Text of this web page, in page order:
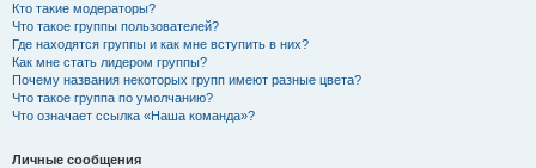
Кто такие модераторы?
Что такое группы пользователей?
Где находятся группы и как мне вступить в них?
Как мне стать лидером группы?
Почему названия некоторых групп имеют разные цвета?
Что такое группа по умолчанию?
Что означает ссылка «Наша команда»?
Личные сообщения